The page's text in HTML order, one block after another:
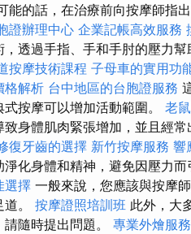
能的話，在治療前向按摩師指
證辦理中心 企業記帳高效服務
，透過手指、手和手肘的壓力幫
按摩技術課程 子母車的實用功
格解析 台中地區的台胞證服務
按摩可以增加活動範圍。 老
致身體肌肉緊張增加，並且經
復牙齒的選擇 新竹按摩服務 響
淨化身體和精神，避免因壓力而
選擇 一般來說，您應該與按摩
。 按摩證照培訓班 此外，大
隨時提出問題。 專業外燴服務